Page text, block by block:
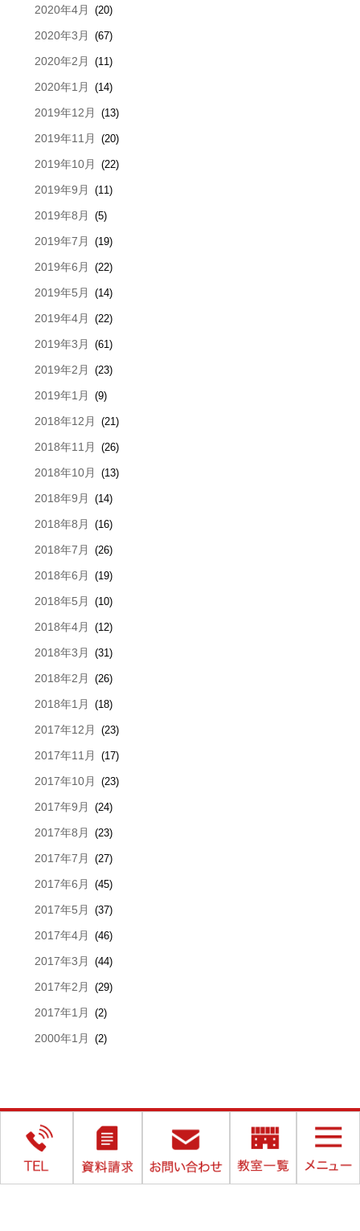
2020年4月 (20)
2020年3月 (67)
2020年2月 (11)
2020年1月 (14)
2019年12月 (13)
2019年11月 (20)
2019年10月 (22)
2019年9月 (11)
2019年8月 (5)
2019年7月 (19)
2019年6月 (22)
2019年5月 (14)
2019年4月 (22)
2019年3月 (61)
2019年2月 (23)
2019年1月 (9)
2018年12月 (21)
2018年11月 (26)
2018年10月 (13)
2018年9月 (14)
2018年8月 (16)
2018年7月 (26)
2018年6月 (19)
2018年5月 (10)
2018年4月 (12)
2018年3月 (31)
2018年2月 (26)
2018年1月 (18)
2017年12月 (23)
2017年11月 (17)
2017年10月 (23)
2017年9月 (24)
2017年8月 (23)
2017年7月 (27)
2017年6月 (45)
2017年5月 (37)
2017年4月 (46)
2017年3月 (44)
2017年2月 (29)
2017年1月 (2)
2000年1月 (2)